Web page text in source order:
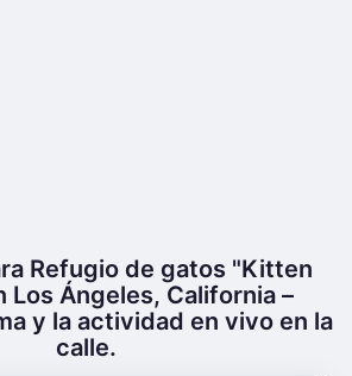
Refugio de gatos "Kitten
Los Ángeles, California –
y la actividad en vivo en la
calle.